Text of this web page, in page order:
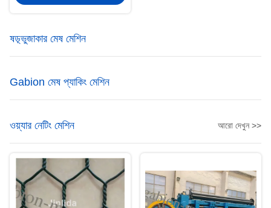
ষড়্ভুজাকার মেষ মেশিন
Gabion মেষ প্যাকিং মেশিন
ওয়্যার নেটিং মেশিন আরো দেখুন >>